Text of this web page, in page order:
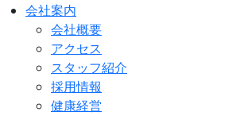
会社案内
会社概要
アクセス
スタッフ紹介
採用情報
健康経営